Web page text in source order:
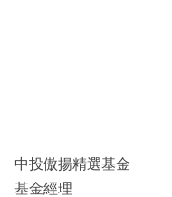
中投傲揚精選基金
基金經理